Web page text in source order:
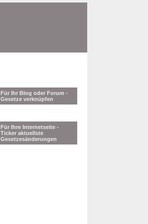
Für Ihr Blog oder Forum -
Gesetze verknüpfen
Für Ihre Internetseite -
Ticker aktuellste
Gesetzesänderungen